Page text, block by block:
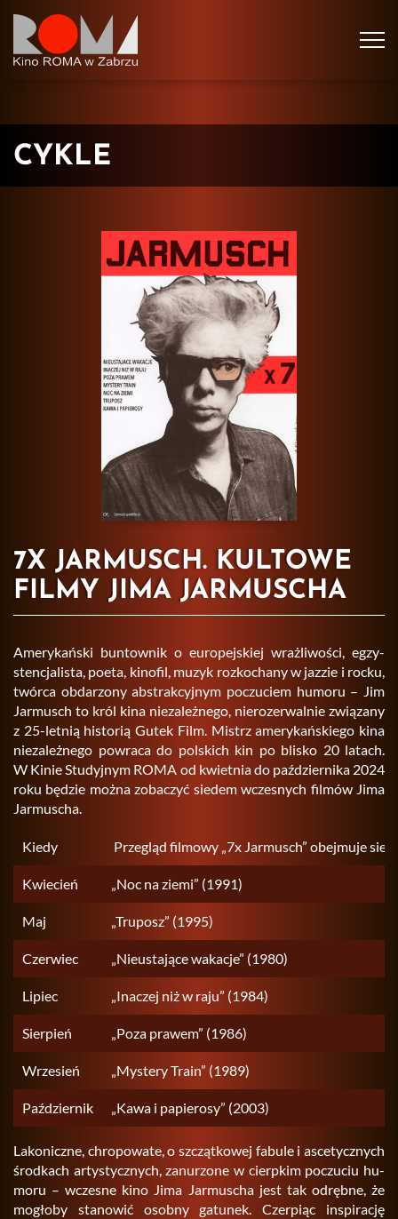
CYKLE
7X JARMUSCH. KULTOWE
FILMY JIMA JARMUSCHA
Ame­ry­kań­ski bun­tow­nik o eu­ro­pej­skiej wraż­li­wo­ści, eg­zy­
sten­cja­li­sta, poeta, ki­no­fil, muzyk roz­ko­cha­ny w jaz­zie i rocku,
twór­ca ob­da­rzo­ny abs­trak­cyj­nym po­czu­ciem hu­mo­ru – Jim
Jar­musch to król kina nie­za­leż­ne­go, nie­ro­ze­rwal­nie zwią­za­ny
z 25-let­nią hi­sto­rią Gutek Film. Mistrz ame­ry­kań­skie­go kina
nie­za­leż­ne­go po­wra­ca do pol­skich kin po bli­sko 20 la­tach.
W Kinie Stu­dyj­nym ROMA od kwiet­nia do paź­dzier­ni­ka 2024
roku bę­dzie można zo­ba­czyć sie­dem wcze­snych fil­mów Jima
Jar­mu­scha.
Kiedy Przegląd filmowy „7x Jarmusch” obejmuje
Kwiecień „Noc na ziemi” (1991)
Maj „Truposz” (1995)
Czerwiec „Nieustające wakacje” (1980)
Lipiec „Inaczej niż w raju” (1984)
Sierpień „Poza prawem” (1986)
Wrzesień „Mystery Train” (1989)
Październik „Kawa i papierosy” (2003)
La­ko­nicz­ne, chro­po­wa­te, o szcząt­ko­wej fa­bu­le i asce­tycz­nych
środ­kach ar­ty­stycz­nych, za­nu­rzo­ne w cierp­kim po­czu­ciu hu­
mo­ru – wcze­sne kino Jima Jar­mu­scha jest tak od­ręb­ne, że
mo­gło­by sta­no­wić osob­ny ga­tu­nek. Czer­piąc in­spi­ra­cję